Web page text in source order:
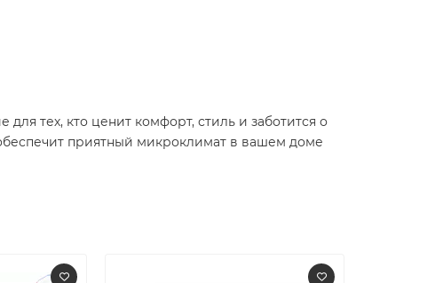
тех, кто ценит комфорт, стиль и заботится о
приятный микроклимат в вашем доме